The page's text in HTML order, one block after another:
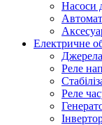
Насоси
Електричне
Реле
Реле